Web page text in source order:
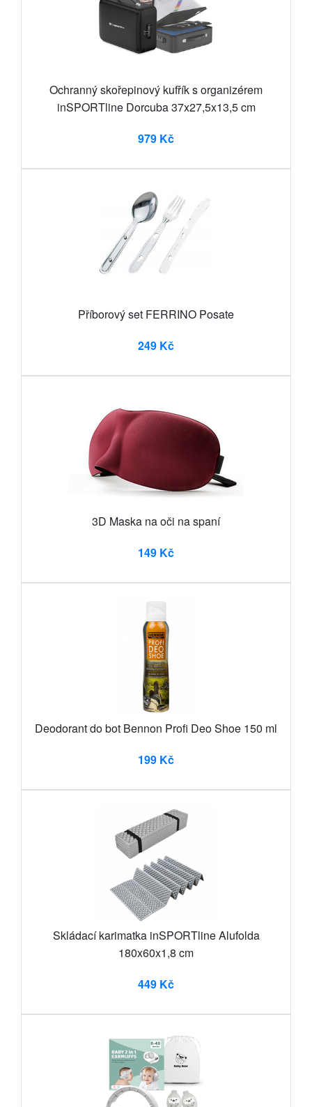
Ochranný skořepinový kufřík s organizérem
inSPORTline Dorcuba 37x27,5x13,5 cm
979 Kč
Příborový set FERRINO Posate
249 Kč
3D Maska na oči na spaní
149 Kč
Deodorant do bot Bennon Profi Deo Shoe 150 ml
199 Kč
Skládací karimatka inSPORTline Alufolda
180x60x1,8 cm
449 Kč